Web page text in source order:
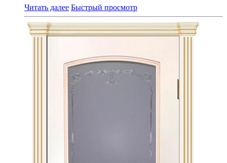
Читать далее Быстрый просмотр